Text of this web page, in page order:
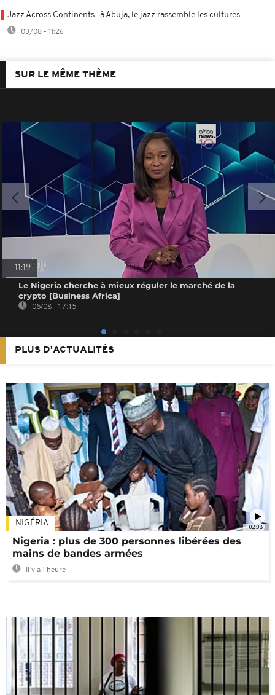
Jazz Across Continents : à Abuja, le jazz rassemble les cultures
03/08 - 11:26
SUR LE MÊME THÈME
11:19
Le Nigeria cherche à mieux réguler le marché de la
crypto [Business Africa]
06/08 - 17:15
PLUS D'ACTUALITÉS
02:08
NIGÉRIA
Nigeria : plus de 300 personnes libérées des
mains de bandes armées
Il y a 1 heure